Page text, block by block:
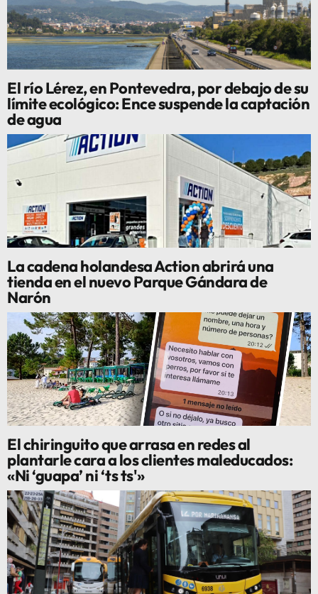
El río Lérez, en Pontevedra, por debajo de su
límite ecológico: Ence suspende la captación
de agua
La cadena holandesa Action abrirá una
tienda en el nuevo Parque Gándara de
Narón
El chiringuito que arrasa en redes al
plantarle cara a los clientes maleducados:
«Ni ‘guapa’ ni ‘ts ts'»